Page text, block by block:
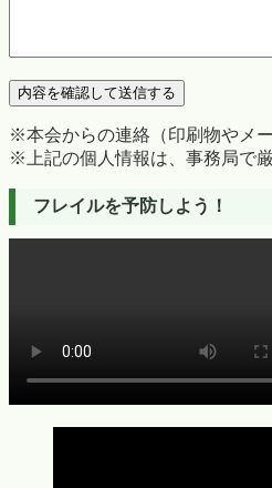
※本会からの連絡（印刷物やメ
※上記の個人情報は、事務局で
フレイルを予防しよう！